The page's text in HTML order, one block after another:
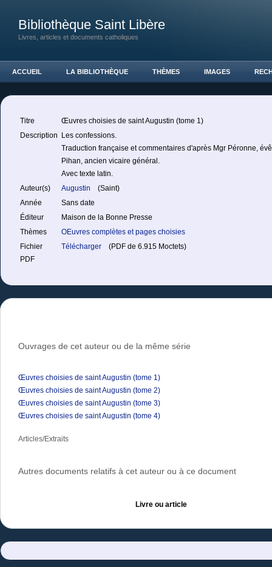
Bibliothèque Saint Libère
Livres, articles et documents catholiques
ACCUEIL LA BIBLIOTHÈQUE THÈMES IMAGES
Titre
Œuvres choisies de saint Augustin (tome 1)
Description
Les confessions.
Traduction française et commentaires d'après Mgr Péronne,
Pihan, ancien vicaire général.
Avec texte latin.
Auteur(s)
Augustin
(Saint)
Année
Sans date
Éditeur
Maison de la Bonne Presse
Thèmes
OEuvres complètes et pages choisies
Fichier
PDF
Télécharger (PDF de 6.915 Moctets)
Ouvrages de cet auteur ou de la même série
Œuvres choisies de saint Augustin (tome 1)
Œuvres choisies de saint Augustin (tome 2)
Œuvres choisies de saint Augustin (tome 3)
Œuvres choisies de saint Augustin (tome 4)
Articles/Extraits
Autres documents relatifs à cet auteur ou à ce document
Livre ou article